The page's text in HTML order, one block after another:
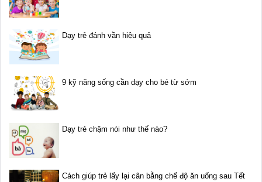
Dạy trẻ đánh vần hiệu quả
9 kỹ năng sống cần dạy cho bé từ sớm
Dạy trẻ chậm nói như thế nào?
Cách giúp trẻ lấy lại cân bằng chế độ ăn uống sau Tết